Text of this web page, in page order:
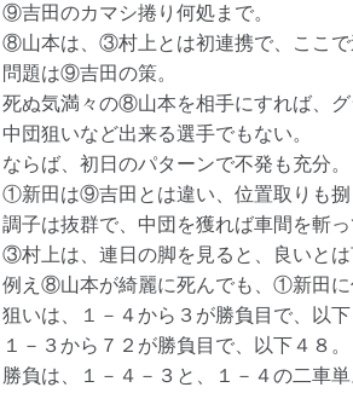
⑨吉田のカマシ捲り何処まで。
⑧山本は、③村上とは初連携で、ここで
問題は⑨吉田の策。
死ぬ気満々の⑧山本を相手にすれば、グ
中団狙いなど出来る選手でもない。
ならば、初日のパターンで不発も充分。
①新田は⑨吉田とは違い、位置取りも捌
調子は抜群で、中団を獲れば車間を斬っ
③村上は、連日の脚を見ると、良いとは
例え⑧山本が綺麗に死んでも、①新田に
狙いは、１－４から３が勝負目で、以下
１－３から７２が勝負目で、以下４８。
勝負は、１－４－３と、１－４の二車単